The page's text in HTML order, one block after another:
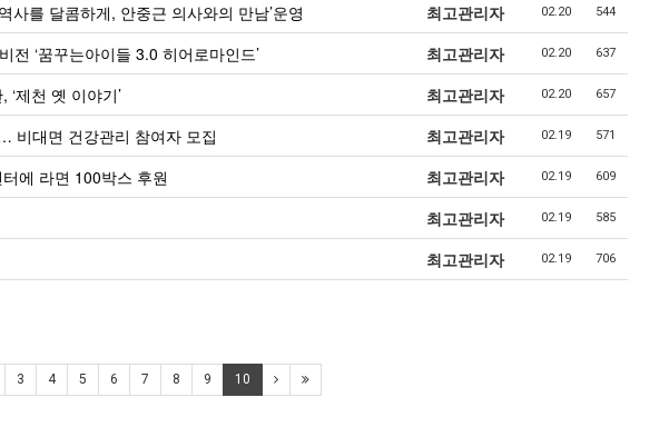
사를 달콤하게, 안중근 의사와의 만남’운영 최고관리자 02.20 544
전 ‘꿈꾸는아이들 3.0 히어로마인드’ 최고관리자 02.20 637
제천 옛 이야기’ 최고관리자 02.20 657
비대면 건강관리 참여자 모집 최고관리자 02.19 571
에 라면 100박스 후원 최고관리자 02.19 609
최고관리자 02.19 585
최고관리자 02.19 706
3 4 5 6 7 8 9 10